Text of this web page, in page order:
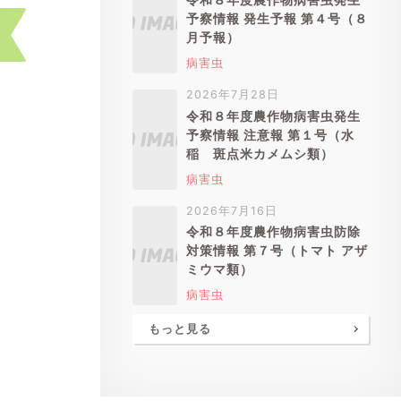
予察情報 発生予報 第４号（８
月予報）
病害虫
2026年7月28日
令和８年度農作物病害虫発生
予察情報 注意報 第１号（水
稲 斑点米カメムシ類）
病害虫
2026年7月16日
令和８年度農作物病害虫防除
対策情報 第７号（トマト アザ
ミウマ類）
病害虫
もっと見る